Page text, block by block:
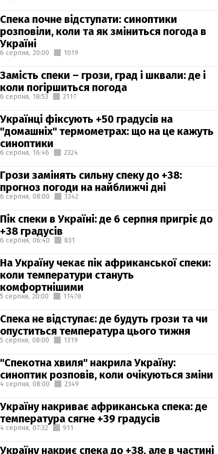
Спека почне відступати: синоптики
розповіли, коли та як зміниться погода в
Україні
6 серпня, 20:00 1019
Замість спеки – грози, град і шквали: де і
коли погіршиться погода
6 серпня, 18:53 2117
Українці фіксують +50 градусів на
"домашніх" термометрах: що на це кажуть
синоптики
6 серпня, 16:46 2324
Грози замінять сильну спеку до +38:
прогноз погоди на найближчі дні
6 серпня, 08:00 3342
Пік спеки в Україні: де 6 серпня пригріє до
+38 градусів
6 серпня, 06:40 831
На Україну чекає пік африканської спеки:
коли температури стануть
комфортнішими
5 серпня, 20:00 11478
Спека не відступає: де будуть грози та чи
опуститься температура цього тижня
5 серпня, 08:00 1319
"Спекотна хвиля" накрила Україну:
синоптик розповів, коли очікуються зміни
4 серпня, 08:00 2349
Україну накриває африканська спека: де
температура сягне +39 градусів
4 серпня, 07:32 911
Україну накриє спека до +38, але в частині